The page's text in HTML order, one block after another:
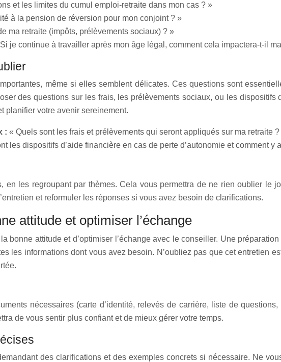
et les limites du cumul emploi-retraite dans mon cas ? »
à la pension de réversion pour mon conjoint ? »
ma retraite (impôts, prélèvements sociaux) ? »
je continue à travailler après mon âge légal, comment cela impactera-t-il
même si elles semblent délicates. Ces questions sont
des questions sur les frais, les prélèvements sociaux, ou les dispositifs
planifier votre avenir sereinement.
: « Quels sont les frais et prélèvements qui seront appliqués sur ma retraite ?
les dispositifs d’aide financière en cas de perte d’autonomie et comment y
en les regroupant par thèmes. Cela vous permettra de ne rien oublier le
et reformuler les réponses si vous avez besoin de clarifications.
attitude et optimiser l’échange
bonne attitude et d’optimiser l’échange avec le conseiller. Une
les informations dont vous avez besoin. N’oubliez pas que cet entretien
nécessaires (carte d’identité, relevés de carrière, liste de
de vous sentir plus confiant et de mieux gérer votre temps.
des clarifications et des exemples concrets si nécessaire. Ne